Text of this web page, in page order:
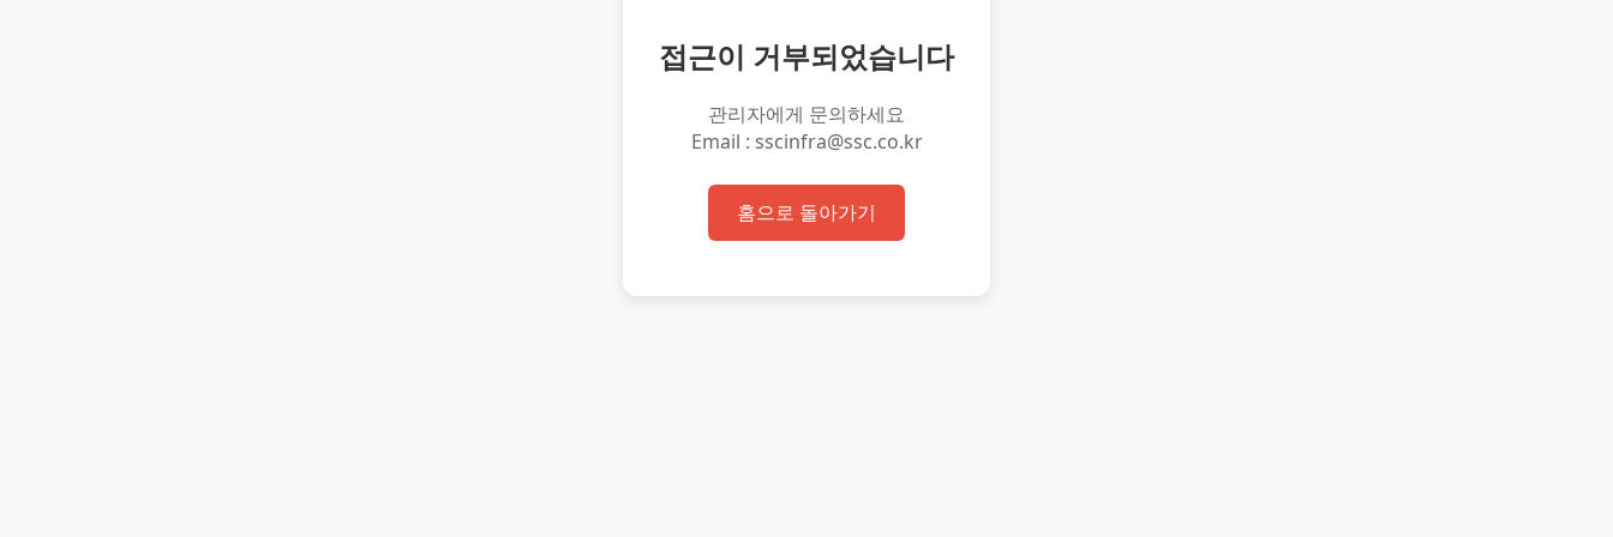
접근이 거부되었습니다
관리자에게 문의하세요
Email : sscinfra@ssc.co.kr
홈으로 돌아가기